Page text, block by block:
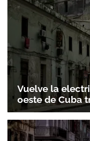
Vuelve la
oeste de Cuba